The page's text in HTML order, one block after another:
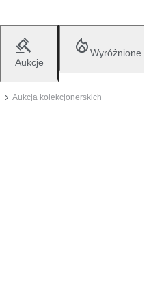
Aukcje
Wyróżnione
Aukcja kolekcjonerskich